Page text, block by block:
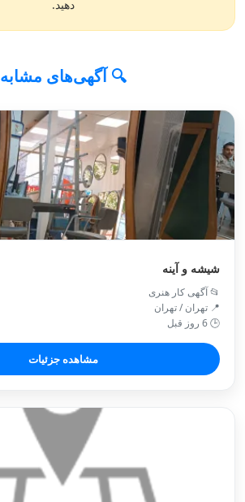
دهید.
🔍 آگهی‌های مشابه
شیشه و آینه
📂 آگهی کار هنری
📍 تهران / تهران
🕒 6 روز قبل
مشاهده جزئیات